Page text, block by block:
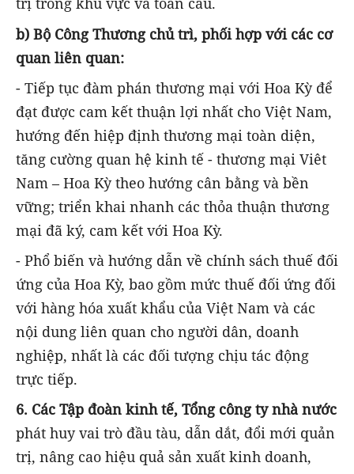
b) Bộ Công Thương chủ trì, phối hợp với các cơ
quan liên quan:
- Tiếp tục đàm phán thương mại với Hoa Kỳ để
đạt được cam kết thuận lợi nhất cho Việt Nam,
hướng đến hiệp định thương mại toàn diện,
tăng cường quan hệ kinh tế - thương mại Viêt
Nam – Hoa Kỳ theo hướng cân bằng và bền
vững; triển khai nhanh các thỏa thuận thương
mại đã ký, cam kết với Hoa Kỳ.
- Phổ biến và hướng dẫn về chính sách thuế đối
ứng của Hoa Kỳ, bao gồm mức thuế đối ứng đối
với hàng hóa xuất khẩu của Việt Nam và các
nội dung liên quan cho người dân, doanh
nghiệp, nhất là các đối tượng chịu tác động
trực tiếp.
6. Các Tập đoàn kinh tế, Tổng công ty nhà nước
phát huy vai trò đầu tàu, dẫn dắt, đổi mới quản
trị, nâng cao hiệu quả sản xuất kinh doanh,